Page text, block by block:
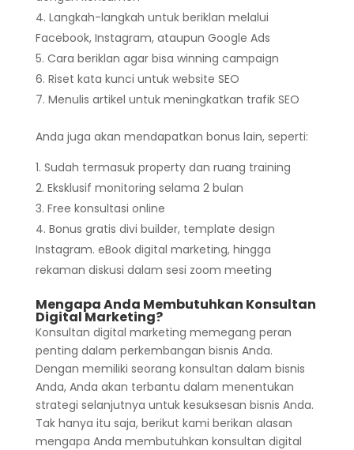
Langkah-langkah untuk beriklan melalui
Facebook, Instagram, ataupun Google Ads
Cara beriklan agar bisa winning campaign
Riset kata kunci untuk website SEO
Menulis artikel untuk meningkatkan trafik SEO
Anda juga akan mendapatkan bonus lain, seperti:
Sudah termasuk property dan ruang training
Eksklusif monitoring selama 2 bulan
Free konsultasi online
Bonus gratis divi builder, template design
Instagram. eBook digital marketing, hingga
rekaman diskusi dalam sesi zoom meeting
Mengapa Anda Membutuhkan Konsultan
Digital Marketing?
Konsultan digital marketing memegang peran
penting dalam perkembangan bisnis Anda.
Dengan memiliki seorang konsultan dalam bisnis
Anda, Anda akan terbantu dalam menentukan
strategi selanjutnya untuk kesuksesan bisnis Anda.
Tak hanya itu saja, berikut kami berikan alasan
mengapa Anda membutuhkan konsultan digital